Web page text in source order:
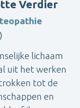
Verdier
lichaam
uit het werken
tot de
en